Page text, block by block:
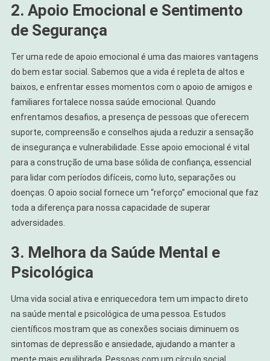
2. Apoio Emocional e Sentimento
de Segurança
Ter uma rede de apoio emocional é uma das maiores vantagens
do bem estar social. Sabemos que a vida é repleta de altos e
baixos, e enfrentar esses momentos com o apoio de amigos e
familiares fortalece nossa saúde emocional. Quando
enfrentamos desafios, a presença de pessoas que oferecem
suporte, compreensão e conselhos ajuda a reduzir a sensação
de insegurança e vulnerabilidade. Esse apoio emocional é vital
para a construção de uma base sólida de confiança, essencial
para lidar com períodos difíceis, como luto, separações ou
doenças. O apoio social fornece um “reforço” emocional que faz
toda a diferença para nossa capacidade de superar
adversidades.
3. Melhora da Saúde Mental e
Psicológica
Uma vida social ativa e enriquecedora tem um impacto direto
na saúde mental e psicológica de uma pessoa. Estudos
científicos mostram que as conexões sociais diminuem os
sintomas de depressão e ansiedade, ajudando a manter a
mente mais equilibrada. Pessoas com um círculo social